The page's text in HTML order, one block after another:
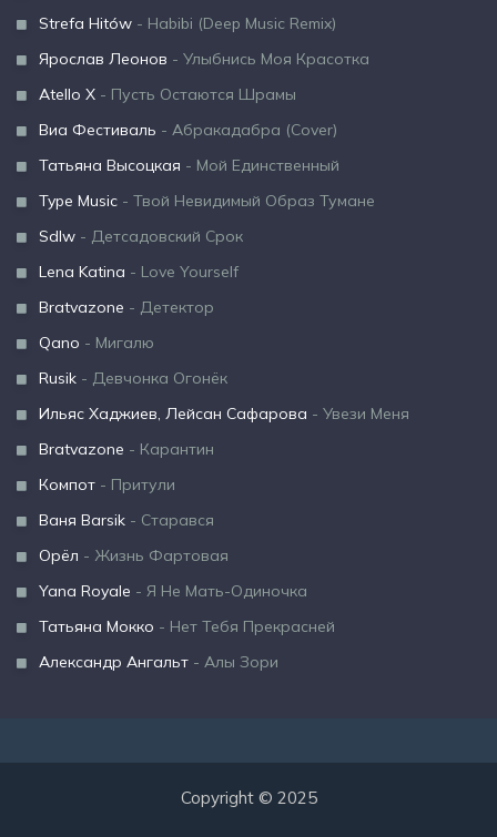
Strefa Hitów - Habibi (Deep Music Remix)
Ярослав Леонов - Улыбнись Моя Красотка
Atello X - Пусть Остаются Шрамы
Виа Фестиваль - Абракадабра (Cover)
Татьяна Высоцкая - Мой Единственный
Type Music - Твой Невидимый Образ Тумане
Sdlw - Детсадовский Срок
Lena Katina - Love Yourself
Bratvazone - Детектор
Qano - Мигалю
Rusik - Девчонка Огонёк
Ильяс Хаджиев, Лейсан Сафарова - Увези Меня
Bratvazone - Карантин
Компот - Притули
Ваня Barsik - Старався
Орёл - Жизнь Фартовая
Yana Royale - Я Не Мать-Одиночка
Татьяна Мокко - Нет Тебя Прекрасней
Александр Ангальт - Алы Зори
Copyright © 2025